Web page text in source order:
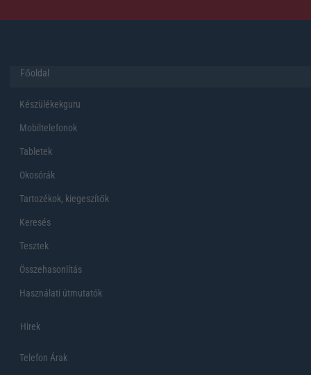
Főoldal
Készülékekguru
Mobiltelefonok
Tabletek
Okosórák
Tartozékok, kiegeszítők
Keresés
Tesztek
Összehasonlítás
Használati útmutatók
Hirek
Telefon Árak